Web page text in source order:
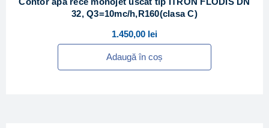
32, Q3=10mc/h,R160(clasa C)
1.450,00 lei
Adaugă în coș